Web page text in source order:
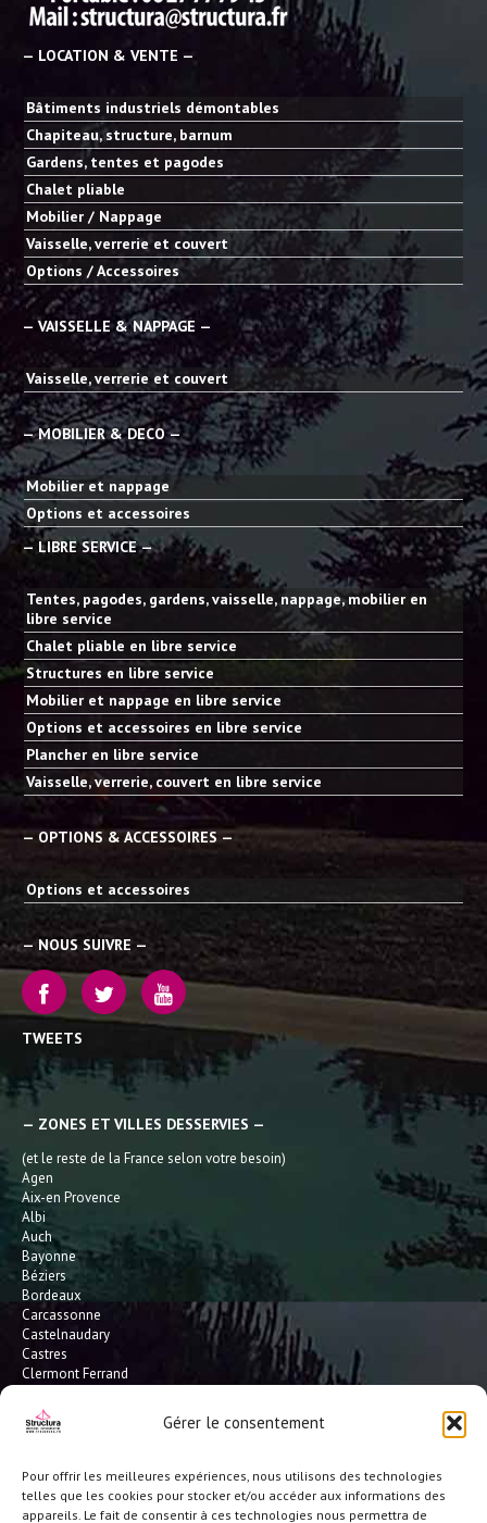
Gérer le consentement
Pour offrir les meilleures expériences, nous utilisons des technologies
telles que les cookies pour stocker et/ou accéder aux informations des
appareils. Le fait de consentir à ces technologies nous permettra de
— LOCATION & VENTE —
Bâtiments industriels démontables
Chapiteau, structure, barnum
Gardens, tentes et pagodes
Chalet pliable
Mobilier / Nappage
Vaisselle, verrerie et couvert
Options / Accessoires
— VAISSELLE & NAPPAGE —
Vaisselle, verrerie et couvert
— MOBILIER & DECO —
Mobilier et nappage
Options et accessoires
— LIBRE SERVICE —
Tentes, pagodes, gardens, vaisselle, nappage, mobilier en
libre service
Chalet pliable en libre service
Structures en libre service
Mobilier et nappage en libre service
Options et accessoires en libre service
Plancher en libre service
Vaisselle, verrerie, couvert en libre service
— OPTIONS & ACCESSOIRES —
Options et accessoires
— NOUS SUIVRE —
TWEETS
— ZONES ET VILLES DESSERVIES —
(et le reste de la France selon votre besoin)
Agen
Aix-en Provence
Albi
Auch
Bayonne
Béziers
Bordeaux
Carcassonne
Castelnaudary
Castres
Clermont Ferrand
Gaillac
Hossegor
Limoges
L'Isle Jourdain
Montauban